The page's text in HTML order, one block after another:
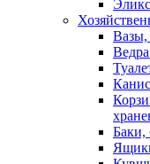
Вазы,
Баки,